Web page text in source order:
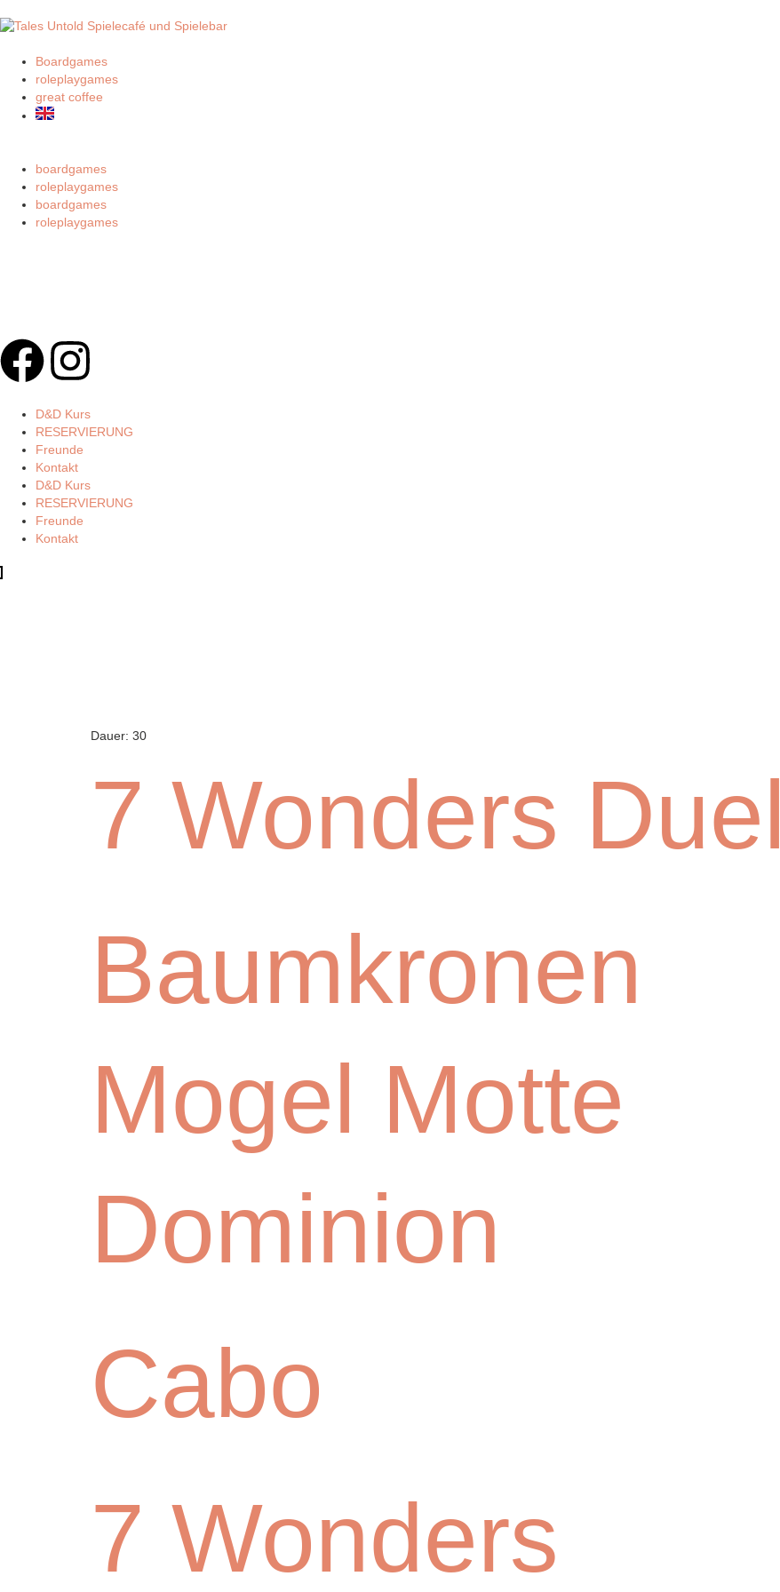
Boardgames
roleplaygames
great coffee
boardgames
roleplaygames
boardgames
roleplaygames
D&D Kurs
RESERVIERUNG
Freunde
Kontakt
D&D Kurs
RESERVIERUNG
Freunde
Kontakt
Dauer: 30
7 Wonders Duel
Baumkronen
Mogel Motte
Dominion
Cabo
7 Wonders